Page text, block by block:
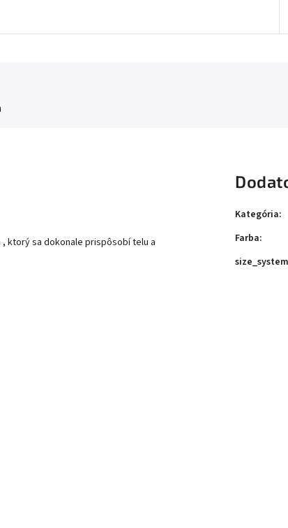
ktorý sa dokonale prispôsobí telu a
Kategória:
Farba:
size_system